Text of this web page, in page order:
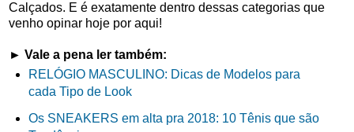
Calçados. E é exatamente dentro dessas categorias que
venho opinar hoje por aqui!
► Vale a pena ler também:
RELÓGIO MASCULINO: Dicas de Modelos para
cada Tipo de Look
Os SNEAKERS em alta pra 2018: 10 Tênis que são